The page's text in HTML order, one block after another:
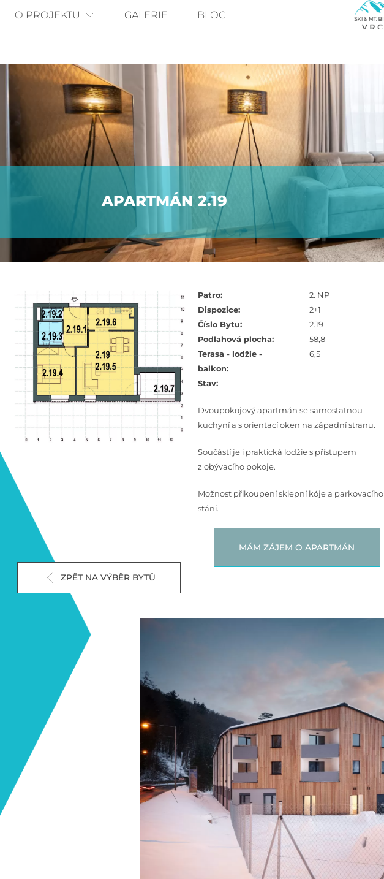
O PROJEKTU GALERIE BLOG
APARTMÁN 2.19
ZPĚT NA VÝBĚR BYTŮ
Patro:
2. NP
Dispozice:
2+1
Číslo Bytu:
2.19
Podlahová plocha:
58,8
Terasa - lodžie -
balkon:
6,5
Stav:
Dvoupokojový apartmán se samostatnou
kuchyní a s orientací oken na západní stranu.
Součástí je i praktická lodžie s přístupem
z obývacího pokoje.
Možnost přikoupení sklepní kóje a parkovacího
stání.
MÁM ZÁJEM O APARTMÁN